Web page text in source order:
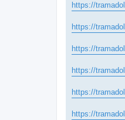
https://
https://
https://
https://
https://
https://